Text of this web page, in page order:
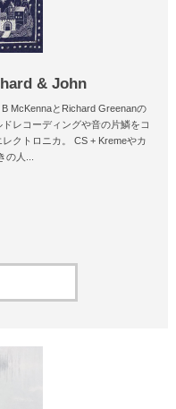
& John
McKennaとRichard Greenanの
レコーディングや音の片鱗をコ
クトロニカ。 CS + Kremeやカ
の人...